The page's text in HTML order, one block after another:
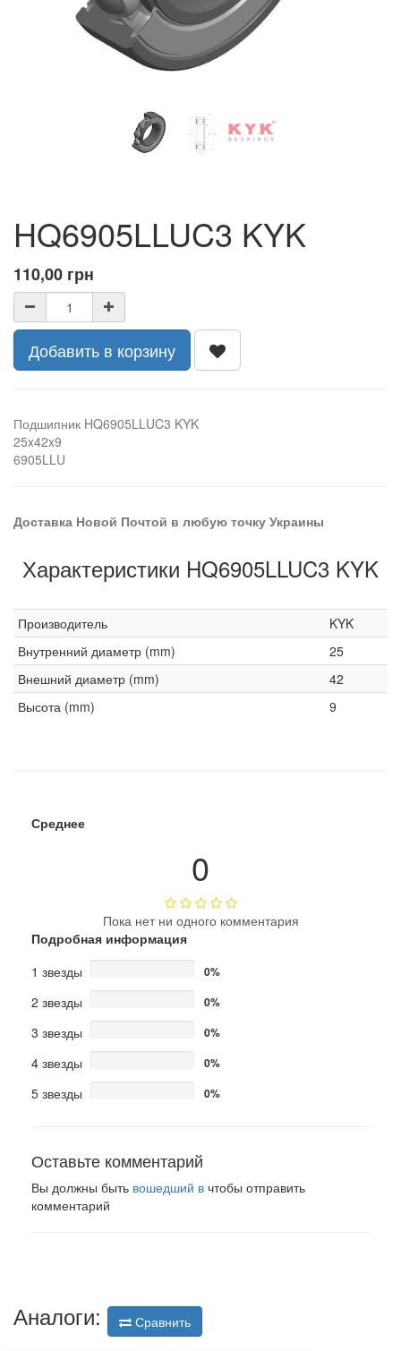
HQ6905LLUC3 KYK
110,00 грн
Добавить в корзину
Подшипник HQ6905LLUC3 KYK
25x42x9
6905LLU
Доставка Новой Почтой в любую точку Украины
Характеристики HQ6905LLUC3 KYK
Производитель
KYK
Внутренний диаметр (mm)
25
Внешний диаметр (mm)
42
Высота (mm)
9
Среднее
0
Пока нет ни одного комментария
Подробная информация
1 звезды
0%
2 звезды 0%
3 звезды 0%
4 звезды 0%
5 звезды 0%
Оставьте комментарий
Вы должны быть вошедший в чтобы отправить
комментарий
Аналоги: Сравнить